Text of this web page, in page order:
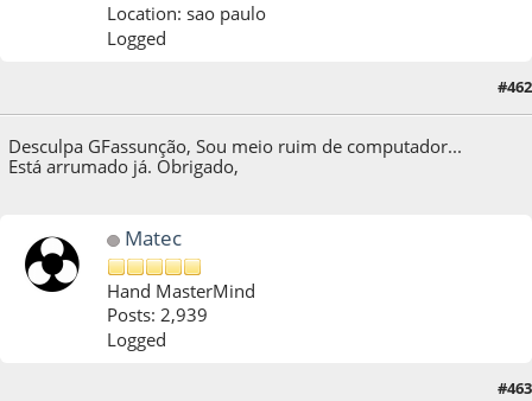
Location: sao paulo
Logged
: 21 de October de 2018, as 14:48:24#462
Desculpa GFassunção, Sou meio ruim de computador...
Está arrumado já. Obrigado,
Matec
Hand MasterMind
Posts: 2,939
Logged
#463